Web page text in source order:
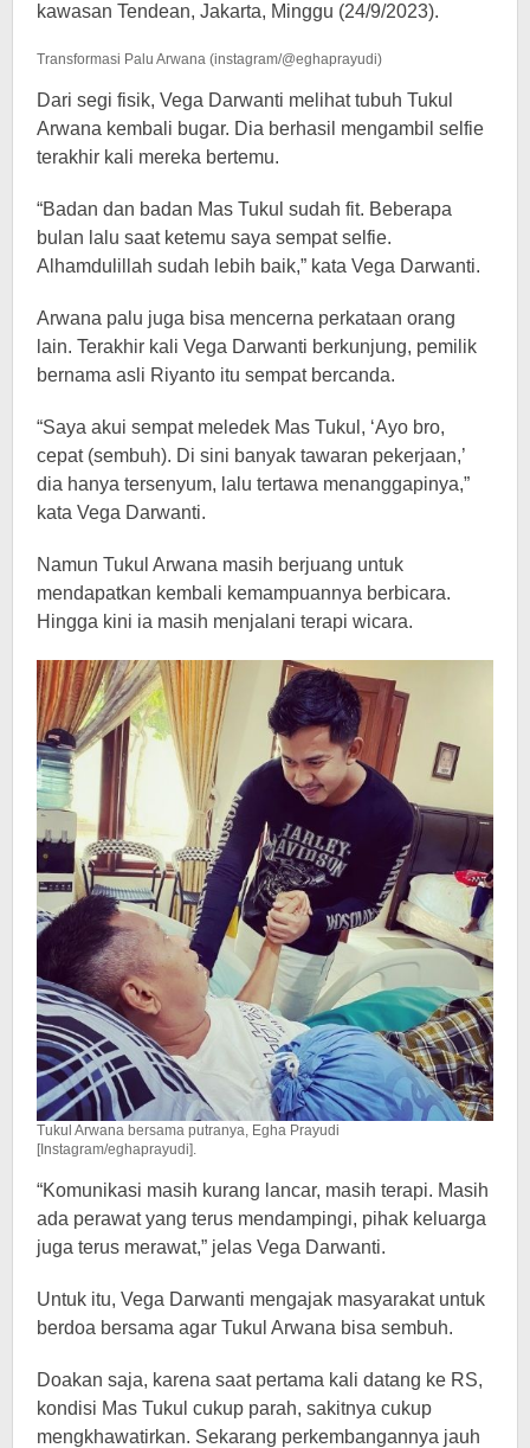
kawasan Tendean, Jakarta, Minggu (24/9/2023).
Transformasi Palu Arwana (instagram/@eghaprayudi)
Dari segi fisik, Vega Darwanti melihat tubuh Tukul
Arwana kembali bugar. Dia berhasil mengambil selfie
terakhir kali mereka bertemu.
“Badan dan badan Mas Tukul sudah fit. Beberapa
bulan lalu saat ketemu saya sempat selfie.
Alhamdulillah sudah lebih baik,” kata Vega Darwanti.
Arwana palu juga bisa mencerna perkataan orang
lain. Terakhir kali Vega Darwanti berkunjung, pemilik
bernama asli Riyanto itu sempat bercanda.
“Saya akui sempat meledek Mas Tukul, ‘Ayo bro,
cepat (sembuh). Di sini banyak tawaran pekerjaan,’
dia hanya tersenyum, lalu tertawa menanggapinya,”
kata Vega Darwanti.
Namun Tukul Arwana masih berjuang untuk
mendapatkan kembali kemampuannya berbicara.
Hingga kini ia masih menjalani terapi wicara.
Tukul Arwana bersama putranya, Egha Prayudi
[Instagram/eghaprayudi].
“Komunikasi masih kurang lancar, masih terapi. Masih
ada perawat yang terus mendampingi, pihak keluarga
juga terus merawat,” jelas Vega Darwanti.
Untuk itu, Vega Darwanti mengajak masyarakat untuk
berdoa bersama agar Tukul Arwana bisa sembuh.
Doakan saja, karena saat pertama kali datang ke RS,
kondisi Mas Tukul cukup parah, sakitnya cukup
mengkhawatirkan. Sekarang perkembangannya jauh